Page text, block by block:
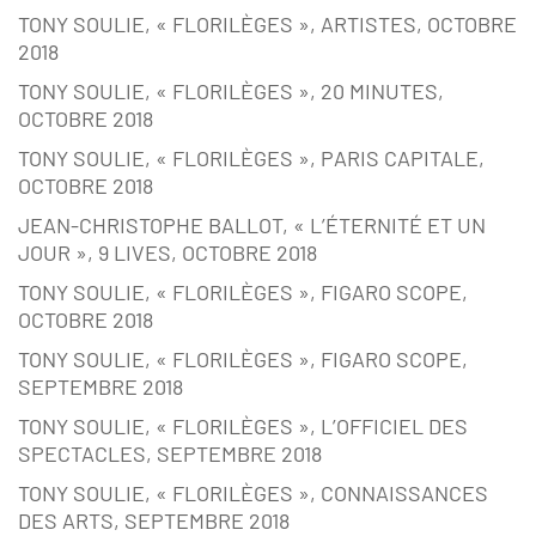
TONY SOULIE, « FLORILÈGES », ARTISTES, OCTOBRE
2018
TONY SOULIE, « FLORILÈGES », 20 MINUTES,
OCTOBRE 2018
TONY SOULIE, « FLORILÈGES », PARIS CAPITALE,
OCTOBRE 2018
JEAN-CHRISTOPHE BALLOT, « L’ÉTERNITÉ ET UN
JOUR », 9 LIVES, OCTOBRE 2018
TONY SOULIE, « FLORILÈGES », FIGARO SCOPE,
OCTOBRE 2018
TONY SOULIE, « FLORILÈGES », FIGARO SCOPE,
SEPTEMBRE 2018
TONY SOULIE, « FLORILÈGES », L’OFFICIEL DES
SPECTACLES, SEPTEMBRE 2018
TONY SOULIE, « FLORILÈGES », CONNAISSANCES
DES ARTS, SEPTEMBRE 2018